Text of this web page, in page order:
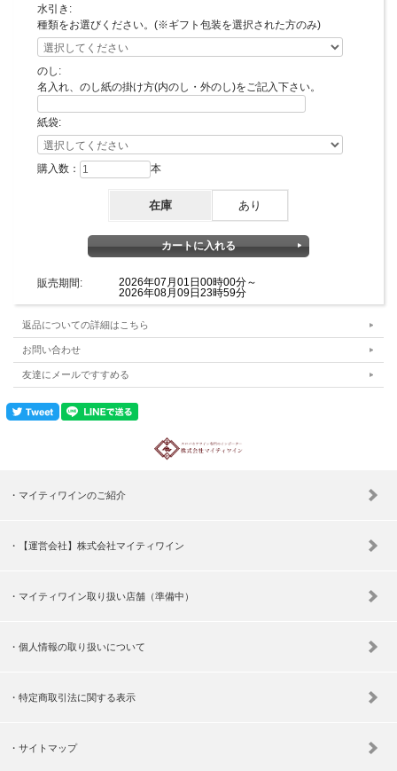
水引き:
種類をお選びください。(※ギフト包装を選択された方のみ)
のし:
名入れ、のし紙の掛け方(内のし・外のし)をご記入下さい。
紙袋:
購入数： 本
在庫 あり
販売期間:
2026年07月01日00時00分～
2026年08月09日23時59分
返品についての詳細はこちら
お問い合わせ
友達にメールですすめる
マイティワインのご紹介
【運営会社】株式会社マイティワイン
マイティワイン取り扱い店舗（準備中）
個人情報の取り扱いについて
特定商取引法に関する表示
サイトマップ